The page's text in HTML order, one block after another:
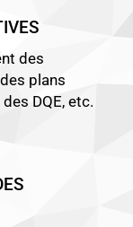
des
plans
DQE, etc.